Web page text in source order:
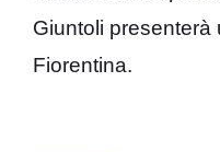
Giuntoli presenterà
Fiorentina.